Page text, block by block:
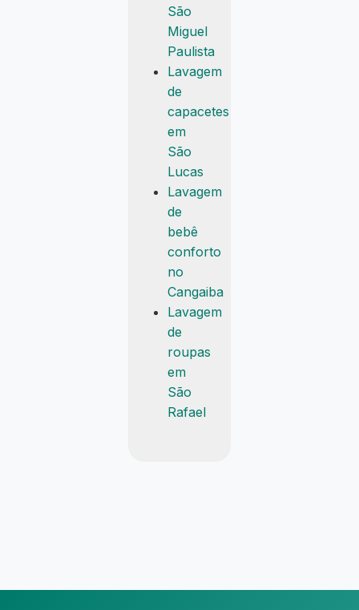
São
Miguel
Paulista
Lavagem
de
capacetes
em
São
Lucas
Lavagem
de
bebê
conforto
no
Cangaiba
Lavagem
de
roupas
em
São
Rafael